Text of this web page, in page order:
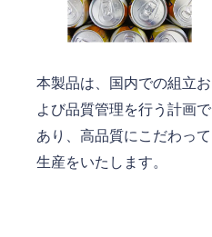
本製品は、国内での組立お
よび品質管理を行う計画で
あり、高品質にこだわって
生産をいたします。